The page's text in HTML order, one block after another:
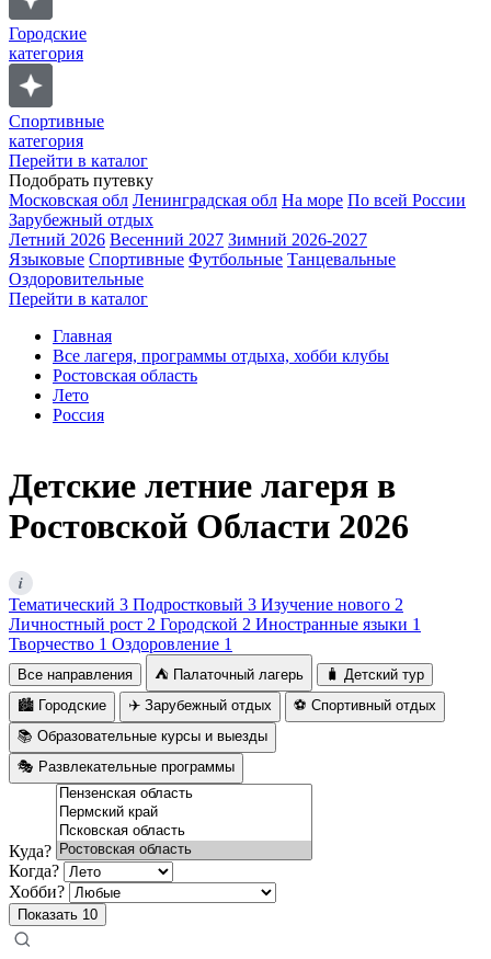
Городские
категория
Спортивные
категория
Перейти в каталог
Подобрать путевку
Московская обл Ленинградская обл На море По всей России
Зарубежный отдых
Летний 2026 Весенний 2027 Зимний 2026-2027
Языковые Спортивные Футбольные Танцевальные
Оздоровительные
Перейти в каталог
Главная
Все лагеря, программы отдыха, хобби клубы
Ростовская область
Лето
Россия
Детские летние лагеря в
Ростовской Области 2026
i
Тематический 3 Подростковый 3 Изучение нового 2
Личностный рост 2 Городской 2 Иностранные языки 1
Творчество 1 Оздоровление 1
Все направления ⛺ Палаточный лагерь
🧳 Детский тур
🏙️ Городские
✈️ Зарубежный отдых
⚽ Спортивный отдых
📚 Образовательные курсы и выезды
🎭 Развлекательные программы
Куда?
Когда?
Хобби?
Показать 10